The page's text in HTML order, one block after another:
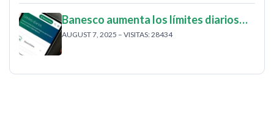
Banesco aumenta los límites diarios…
AUGUST 7, 2025 – VISITAS: 28434